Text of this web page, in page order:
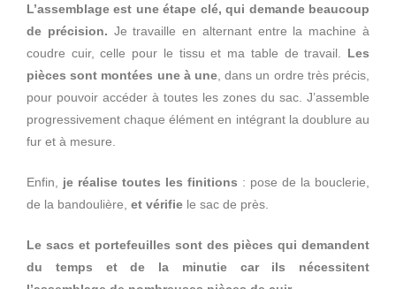
L’assemblage est une étape clé, qui demande beaucoup
de précision. Je travaille en alternant entre la machine à
coudre cuir, celle pour le tissu et ma table de travail. Les
pièces sont montées une à une , dans un ordre très précis,
pour pouvoir accéder à toutes les zones du sac. J’assemble
progressivement chaque élément en intégrant la doublure au
fur et à mesure.
Enfin, je réalise toutes les finitions : pose de la bouclerie,
de la bandoulière, et vérifie le sac de près.
Le sacs et portefeuilles sont des pièces qui demandent
du temps et de la minutie car ils nécessitent